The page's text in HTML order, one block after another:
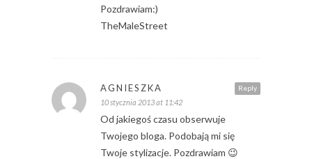
Pozdrawiam:)
TheMaleStreet
Reply
AGNIESZKA
10 stycznia 2013 at 11:42
Od jakiegoś czasu obserwuje
Twojego bloga. Podobają mi się
Twoje stylizacje. Pozdrawiam 😉